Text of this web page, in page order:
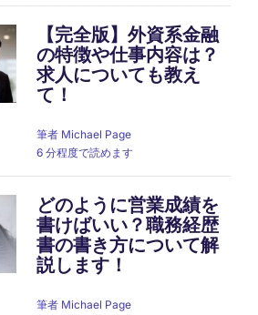
【完全版】外資系金融
の特徴や仕事内容は？
求人についても教え
て！
筆者 Michael Page
6 分程度で読めます
どのように営業成績を
書けばいい？職務経歴
書の書き方について解
説します！
筆者 Michael Page